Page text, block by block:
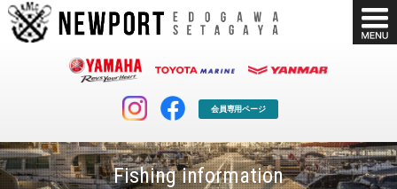
会員専用ページ
Fishing information